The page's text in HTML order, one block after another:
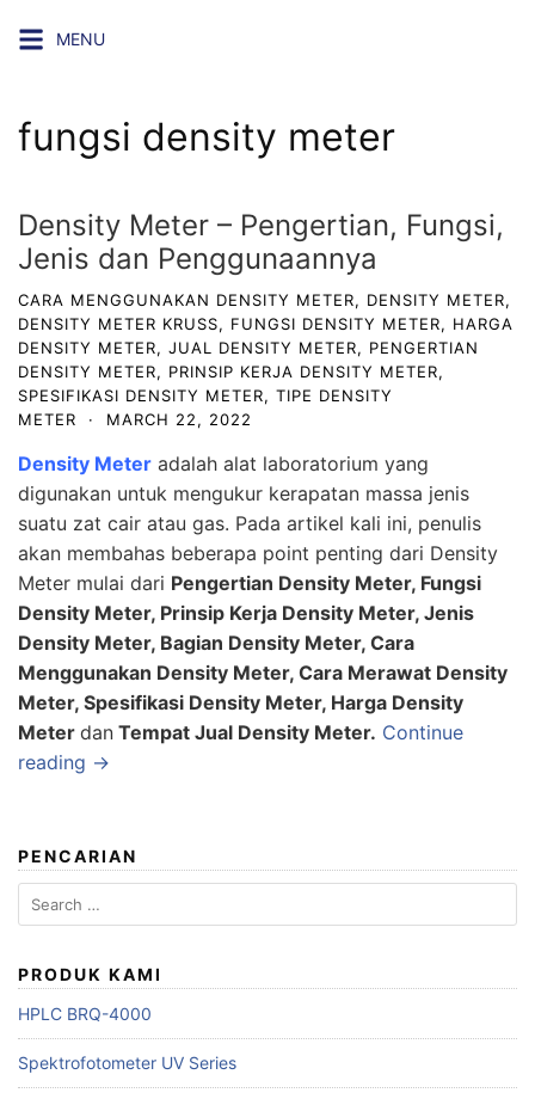
MENU
fungsi density meter
Density Meter – Pengertian, Fungsi,
Jenis dan Penggunaannya
CARA MENGGUNAKAN DENSITY METER, DENSITY METER,
DENSITY METER KRUSS, FUNGSI DENSITY METER, HARGA
DENSITY METER, JUAL DENSITY METER, PENGERTIAN
DENSITY METER, PRINSIP KERJA DENSITY METER,
SPESIFIKASI DENSITY METER, TIPE DENSITY
METER
· MARCH 22, 2022
Density Meter adalah alat laboratorium yang
digunakan untuk mengukur kerapatan massa jenis
suatu zat cair atau gas. Pada artikel kali ini, penulis
akan membahas beberapa point penting dari Density
Meter mulai dari Pengertian Density Meter, Fungsi
Density Meter, Prinsip Kerja Density Meter, Jenis
Density Meter, Bagian Density Meter, Cara
Menggunakan Density Meter, Cara Merawat Density
Meter, Spesifikasi Density Meter, Harga Density
Meter dan Tempat Jual Density Meter. Continue
reading →
PENCARIAN
Search
for:
PRODUK KAMI
HPLC BRQ-4000
Spektrofotometer UV Series